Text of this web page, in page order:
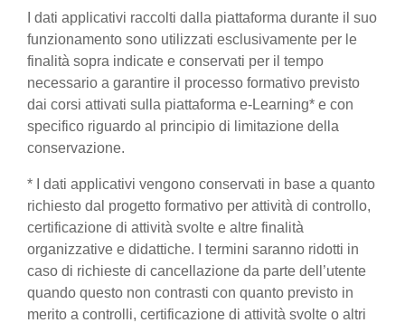
I dati applicativi raccolti dalla piattaforma durante il suo
funzionamento sono utilizzati esclusivamente per le
finalità sopra indicate e conservati per il tempo
necessario a garantire il processo formativo previsto
dai corsi attivati sulla piattaforma e-Learning* e con
specifico riguardo al principio di limitazione della
conservazione.
* I dati applicativi vengono conservati in base a quanto
richiesto dal progetto formativo per attività di controllo,
certificazione di attività svolte e altre finalità
organizzative e didattiche. I termini saranno ridotti in
caso di richieste di cancellazione da parte dell’utente
quando questo non contrasti con quanto previsto in
merito a controlli, certificazione di attività svolte o altri